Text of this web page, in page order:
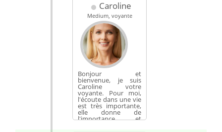
Caroline
Medium, voyante
Bonjour et
bienvenue, je suis
Caroline votre
voyante. Pour moi,
l'écoute dans une vie
est très importante,
elle donne de
l'importance et